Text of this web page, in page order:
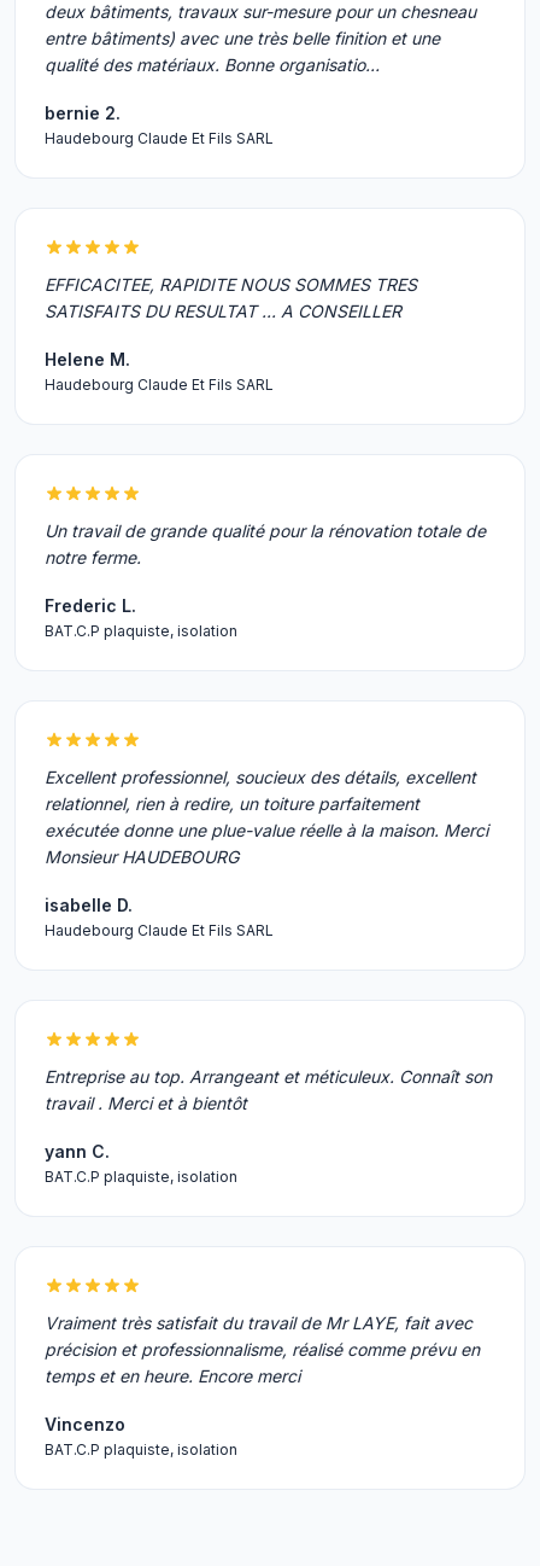
deux bâtiments, travaux sur-mesure pour un chesneau
entre bâtiments) avec une très belle finition et une
qualité des matériaux. Bonne organisatio…
bernie 2.
Haudebourg Claude Et Fils SARL
EFFICACITEE, RAPIDITE NOUS SOMMES TRES
SATISFAITS DU RESULTAT ... A CONSEILLER
Helene M.
Haudebourg Claude Et Fils SARL
Un travail de grande qualité pour la rénovation totale de
notre ferme.
Frederic L.
BAT.C.P plaquiste, isolation
Excellent professionnel, soucieux des détails, excellent
relationnel, rien à redire, un toiture parfaitement
exécutée donne une plue-value réelle à la maison. Merci
Monsieur HAUDEBOURG
isabelle D.
Haudebourg Claude Et Fils SARL
Entreprise au top. Arrangeant et méticuleux. Connaît son
travail . Merci et à bientôt
yann C.
BAT.C.P plaquiste, isolation
Vraiment très satisfait du travail de Mr LAYE, fait avec
précision et professionnalisme, réalisé comme prévu en
temps et en heure. Encore merci
Vincenzo
BAT.C.P plaquiste, isolation